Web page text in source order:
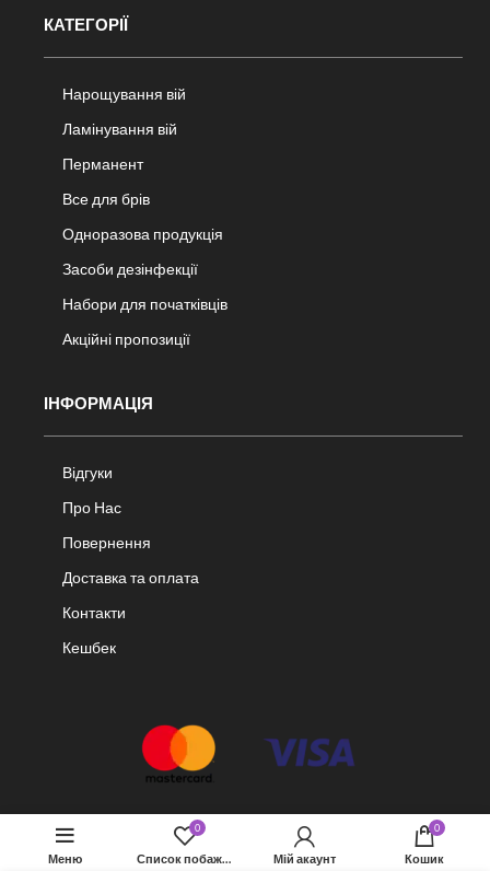
КАТЕГОРІЇ
Нарощування вій
Ламінування вій
Перманент
Все для брів
Одноразова продукція
Засоби дезінфекції
Набори для початківців
Акційні пропозиції
ІНФОРМАЦІЯ
Відгуки
Про Нас
Повернення
Доставка та оплата
Контакти
Кешбек
Меню
0
Список побажань Мій акаунт
0
Кошик